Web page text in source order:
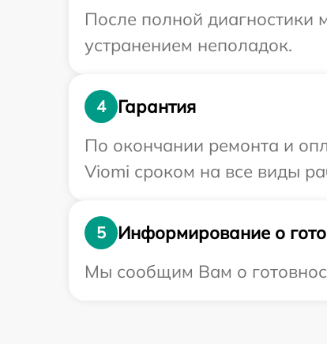
После полной диагностики
устранением неполадок.
4
Гарантия
По окончании ремонта и
Viomi сроком на все виды
5
Информирование о
Мы сообщим Вам о